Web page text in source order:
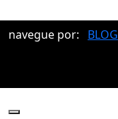
navegue por: BLOG